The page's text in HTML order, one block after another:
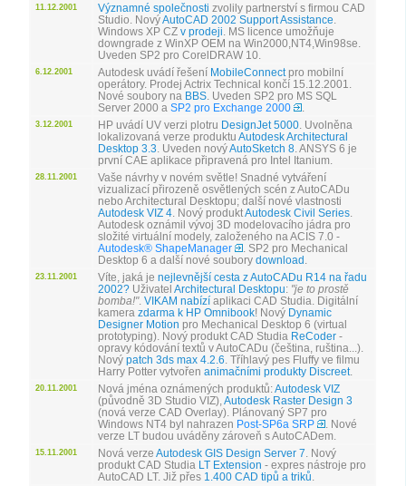
11.12.2001 Významné společnosti zvolily partnerství s firmou CAD
Studio. NovýAutoCAD 2002 Support Assistance
Windows XP CZ v prodeji . MS licence umožňuje
downgrade z WinXP OEM na Win2000,NT4,Win98se.
Uveden SP2 pro CorelDRAW 10.
6.12.2001 Autodesk uvádí řešení MobileConnectpro mobilní
operátory. Prodej Actrix Technical končí 15.12.2001.
Nové soubory na BBS . Uveden SP2 pro MS SQL
Server 2000 a SP2 pro Exchange 2000
3.12.2001 HP uvádí UV verzi plotru DesignJet 5000 . Uvolněna
lokalizovaná verze produktu Autodesk Architectural
Desktop 3.3 . Uveden novýAutoSketch 8 . ANSYS 6 je
první CAE aplikace připravená pro Intel Itanium.
28.11.2001
Vaše návrhy v novém světle! Snadné vytváření
vizualizací přirozeně osvětlených scén z AutoCADu
nebo Architectural Desktopu; další nové vlastnosti
Autodesk VIZ 4 . Nový produktAutodesk Civil Series
Autodesk oznámil vývoj 3D modelovacího jádra pro
složité virtuální modely, založeného na ACIS 7.0 -
Autodesk® ShapeManager
. SP2 pro Mechanical
Desktop 6 a další nové soubory download
23.11.2001 Víte, jaká je nejlevnější cesta z AutoCADu R14 na řadu
2002? Uživatel Architectural Desktopu: "je to prostě
bomba!". VIKAM nabízí aplikaci CAD Studia. Digitální
kamera zdarma k HP Omnibook! Nový Dynamic
Designer Motion pro Mechanical Desktop 6 (virtual
prototyping). Nový produkt CAD Studia ReCoder -
opravy kódování textů v AutoCADu (čeština, ruština...).
Nový patch 3ds max 4.2.6 . Tříhlavý pes Fluffy ve filmu
Harry Potter vytvořen animačními produkty Discreet.
20.11.2001 Nová jména oznámených produktů:Autodesk VIZ
(původně 3D Studio VIZ), Autodesk Raster Design 3
(nová verze CAD Overlay). Plánovaný SP7 pro
Windows NT4 byl nahrazen Post-SP6a SRP
. Nové
verze LT budou uváděny zároveň s AutoCADem.
15.11.2001 Nová verze Autodesk GIS Design Server 7 . Nový
produkt CAD Studia LT Extension - expres nástroje pro
AutoCAD LT. Již přes 1.400 CAD tipů a triků